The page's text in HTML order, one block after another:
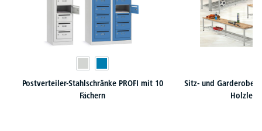
Postverteiler-Stahlschränke PROFI mit 10
Fächern
Sitz- und